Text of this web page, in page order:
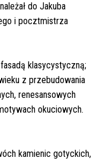
do Jakuba
i pocztmistrza
klasycystyczną;
z przebudowania
renesansowych
okuciowych.
kamienic gotyckich,